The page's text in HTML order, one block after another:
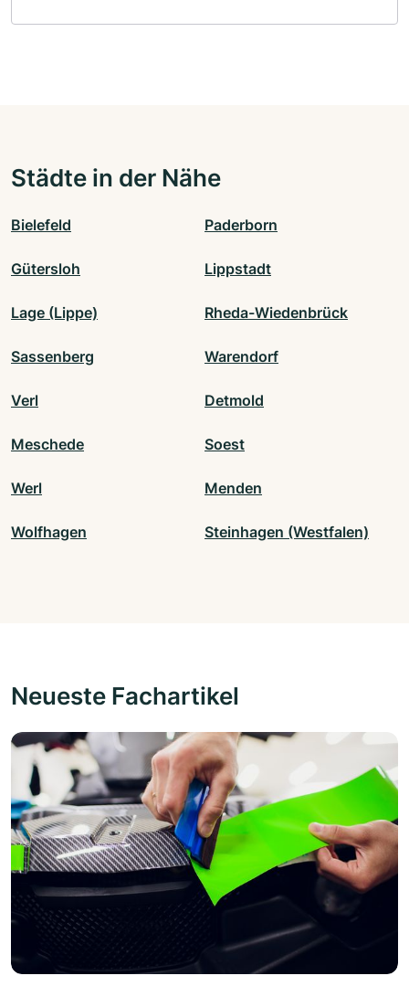
Städte in der Nähe
Bielefeld Paderborn
Gütersloh Lippstadt
Lage (Lippe) Rheda-Wiedenbrück
Sassenberg Warendorf
Verl Detmold
Meschede Soest
Werl Menden
Wolfhagen Steinhagen (Westfalen)
Neueste Fachartikel